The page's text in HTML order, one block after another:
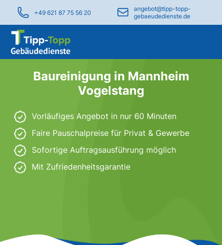
+49 621 87 75 56 20
angebot@tipp-topp-
gebaeudedienste.de
Baureinigung in Mannheim
Vogelstang
Vorläufiges Angebot in nur 60 Minuten
Faire Pauschalpreise für Privat & Gewerbe
Sofortige Auftragsausführung möglich
Mit Zufriedenheitsgarantie